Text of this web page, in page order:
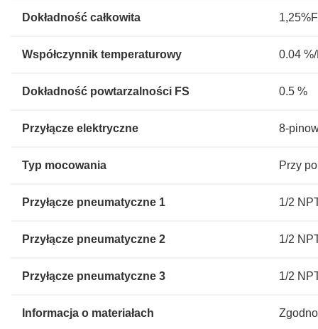
Dokładność całkowita
Współczynnik temperaturowy 0.04
Dokładność powtarzalności FS 0.5 %
Przyłącze elektryczne 8-
Typ mocowania Przy
Przyłącze pneumatyczne 1 1/2
Przyłącze pneumatyczne 2 1/2
Przyłącze pneumatyczne 3 1/2
Informacja o materiałach